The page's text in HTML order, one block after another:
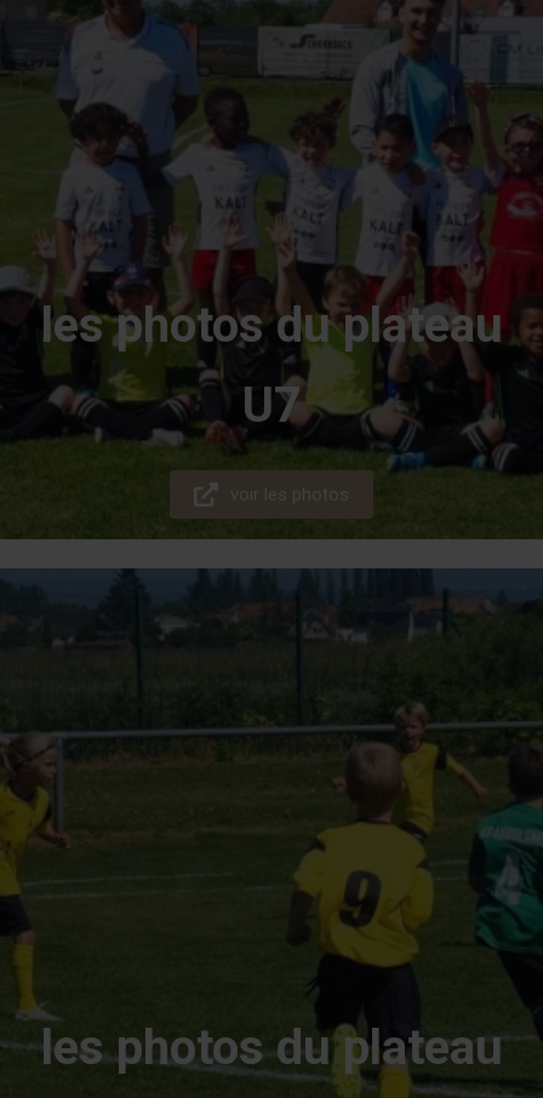
les photos du plateau
U7
voir les photos
les photos du plateau